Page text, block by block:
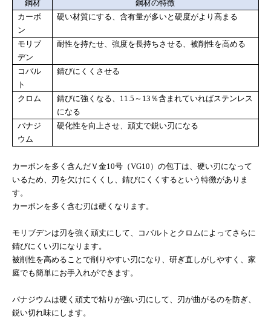
鋼材
鋼材の特徴
カーボ
ン
硬い材質にする、含有量が多いと硬度がより高まる
モリブ
デン
耐性を持たせ、強度を長持ちさせる、被削性を高める
コバル
ト
錆びにくくさせる
クロム 錆びに強くなる、 11.5 ～ 13 ％含まれていればステンレス
になる
バナジ
ウム
硬化性を向上させ、頑丈で鋭い刃になる
カーボンを多く含んだＶ金10号（VG10 ）の包丁は、硬い刃になって
いるため、刃を欠けにくくし、錆びにくくするという特徴がありま
す。
カーボンを多く含む刃は硬くなります。
モリブデンは刃を強く頑丈にして、コバルトとクロムによってさらに
錆びにくい刃になります。
被削性を高めることで削りやすい刃になり、研ぎ直しがしやすく、家
庭でも簡単にお手入れができます。
バナジウムは硬く頑丈で粘りが強い刃にして、刃が曲がるのを防ぎ、
鋭い切れ味にします。